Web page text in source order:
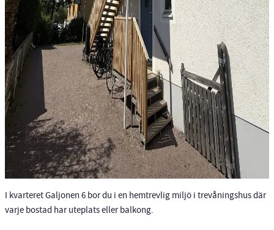
I kvarteret Galjonen 6 bor du i en hemtrevlig miljö i trevåningshus där
varje bostad har uteplats eller balkong.